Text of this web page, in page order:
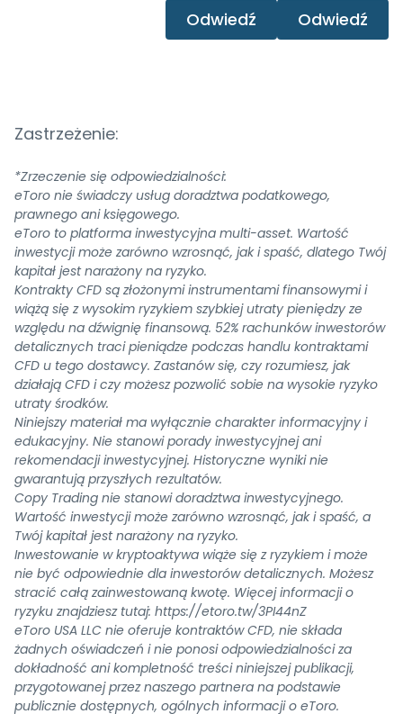
Odwiedź Odwiedź
Zastrzeżenie:
*Zrzeczenie się odpowiedzialności:
eToro nie świadczy usług doradztwa podatkowego,
prawnego ani księgowego.
eToro to platforma inwestycyjna multi-asset. Wartość
inwestycji może zarówno wzrosnąć, jak i spaść, dlatego Twój
kapitał jest narażony na ryzyko.
Kontrakty CFD są złożonymi instrumentami finansowymi i
wiążą się z wysokim ryzykiem szybkiej utraty pieniędzy ze
względu na dźwignię finansową. 52% rachunków inwestorów
detalicznych traci pieniądze podczas handlu kontraktami
CFD u tego dostawcy. Zastanów się, czy rozumiesz, jak
działają CFD i czy możesz pozwolić sobie na wysokie ryzyko
utraty środków.
Niniejszy materiał ma wyłącznie charakter informacyjny i
edukacyjny. Nie stanowi porady inwestycyjnej ani
rekomendacji inwestycyjnej. Historyczne wyniki nie
gwarantują przyszłych rezultatów.
Copy Trading nie stanowi doradztwa inwestycyjnego.
Wartość inwestycji może zarówno wzrosnąć, jak i spaść, a
Twój kapitał jest narażony na ryzyko.
Inwestowanie w kryptoaktywa wiąże się z ryzykiem i może
nie być odpowiednie dla inwestorów detalicznych. Możesz
stracić całą zainwestowaną kwotę. Więcej informacji o
ryzyku znajdziesz tutaj: https://etoro.tw/3PI44nZ
eToro USA LLC nie oferuje kontraktów CFD, nie składa
żadnych oświadczeń i nie ponosi odpowiedzialności za
dokładność ani kompletność treści niniejszej publikacji,
przygotowanej przez naszego partnera na podstawie
publicznie dostępnych, ogólnych informacji o eToro.